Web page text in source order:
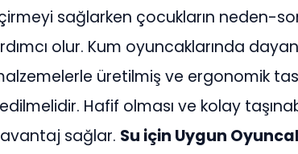
sağlarken çocukların neden-
olur. Kum oyuncaklarında
üretilmiş ve ergonomik
Hafif olması ve kolay
sağlar. Su için Uygun